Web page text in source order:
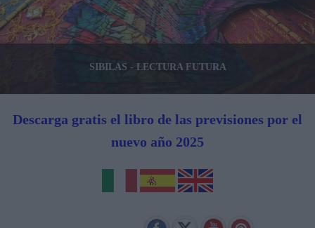
SIBILAS - LECTURA FUTURA
Descarga gratis el libro de las previsiones por el
nuevo año 2025